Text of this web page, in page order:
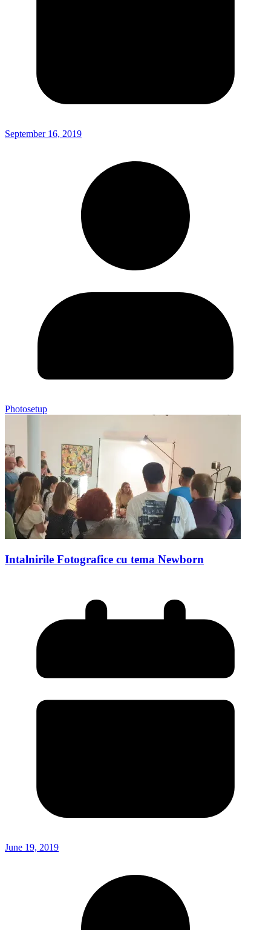
September 16, 2019
Photosetup
Intalnirile Fotografice cu tema Newborn
June 19, 2019